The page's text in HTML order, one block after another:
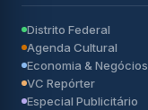
Distrito Federal
Agenda Cultural
Economia & Negócios
VC Repórter
Especial Publicitário